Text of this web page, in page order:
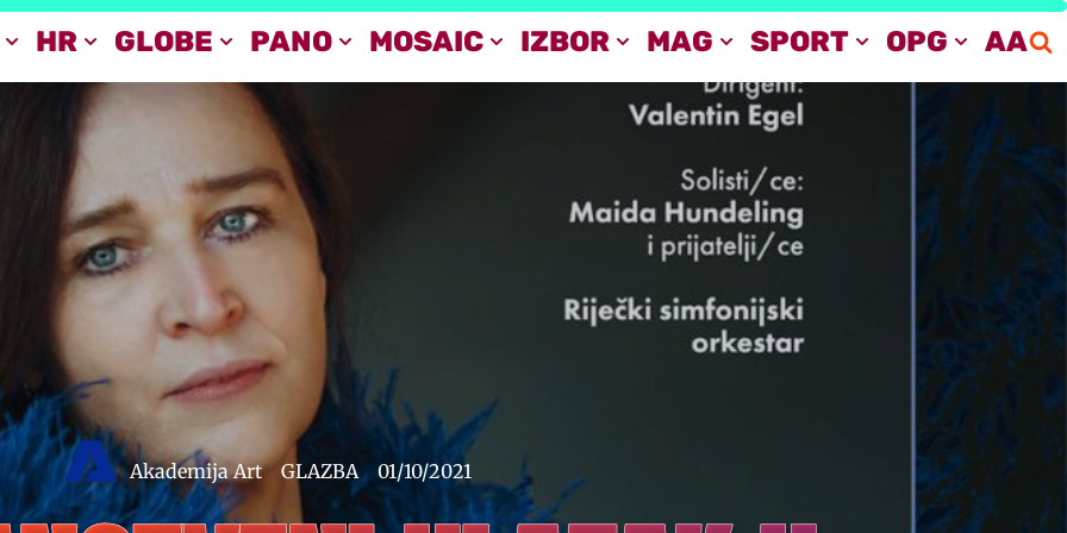
HR GLOBE PANO MOSAIC IZBOR MAG SPORT OPG AA
Akademija Art GLAZBA 01/10/2021